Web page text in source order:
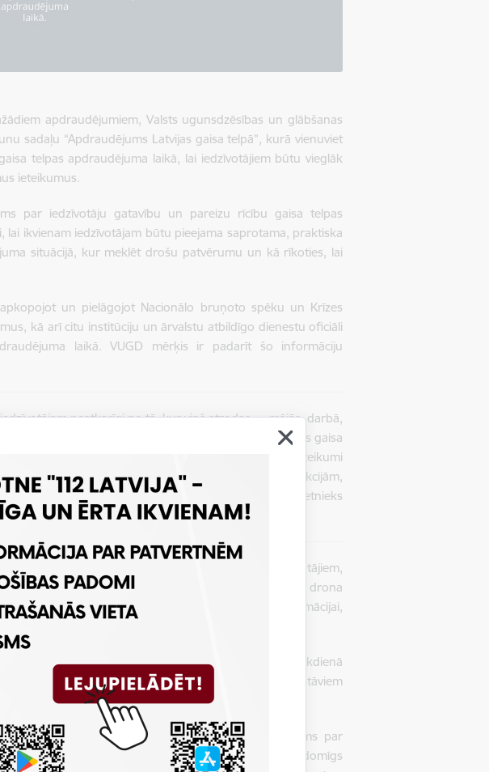
apdraudējumiem, Valsts ugunsdzēsības un glābšanas
sadaļu “Apdraudējums Latvijas gaisa telpā”, kurā vienuviet
telpas apdraudējuma laikā, lai iedzīvotājiem būtu vieglāk
ieteikumus.
par iedzīvotāju gatavību un pareizu rīcību gaisa telpas
ikvienam iedzīvotājam būtu pieejama saprotama, praktiska
situācijā, kur meklēt drošu patvērumu un kā rīkoties, lai
un pielāgojot Nacionālo bruņoto spēku un Krīzes
kā arī citu institūciju un ārvalstu atbildīgo dienestu oficiāli
laikā. VUGD mērķis ir padarīt šo informāciju
neatkarīgi no tā, kur viņš atrodas — mājās, darbā,
ir palīdzēt cilvēkiem saprast pamatprincipus, kā rīkoties gaisa
savai un apkārtējo drošībai. Savukārt, specifiskāki ieteikumi
un iestāžu līmenī, pielāgojot tos konkrētajām funkcijām,
vajadzībām,” uzsver VUGD priekšnieka vietnieks
gaisa telpā” pieejami vispārīgi ieteikumi iedzīvotājiem,
kā arī sniegta informācija par hobija un kaujas drona
gadījumā būtiski sekot oficiālajai informācijai,
un ievērot atbildīgo dienestu norādījumus.
aicināti jau laikus izvērtēt, kur viņu mājoklī vai citā ikdienā
telpām bez logiem, ēkas iekšējām telpām, zemākiem stāviem
lauskām un citiem bīstamiem faktoriem.
Nacionālo bruņoto spēku sagatavotais skaidrojums par
iedzīvotājiem tiek atgādināts — ja tiek pamanīts aizdomīgs